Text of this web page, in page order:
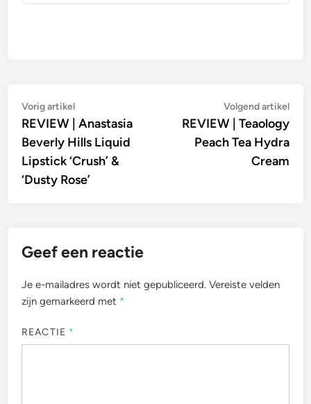
Bericht
navigatie
Vorig artikelVorig
artikel:
REVIEW | Anastasia
Beverly Hills Liquid
Lipstick ‘Crush’ &
‘Dusty Rose’
Volgend artikel
REVIEW | Teaology
Peach Tea Hydra
Cream
Geef een reactie
Je e-mailadres wordt niet gepubliceerd. Vereiste velden
zijn gemarkeerd met *
REACTIE *